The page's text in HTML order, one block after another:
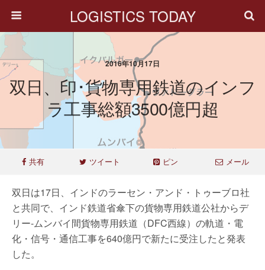
LOGISTICS TODAY
2016年10月17日
双日、印･貨物専用鉄道のインフ
ラ工事総額3500億円超
共有 ツイート ピン メール
双日は17日、インドのラーセン・アンド・トゥーブロ社
と共同で、インド鉄道省傘下の貨物専用鉄道公社からデ
リー-ムンバイ間貨物専用鉄道（DFC西線）の軌道・電
化・信号・通信工事を640億円で新たに受注したと発表
した。